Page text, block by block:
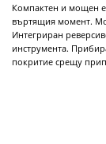
Компактен и мощен
въртящия момент.
Интегриран
инструмента.
покритие срещу